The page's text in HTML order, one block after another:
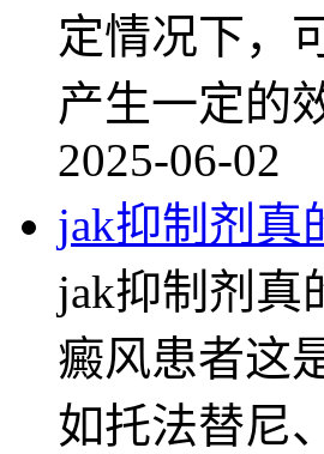
定情况下，
产生一定的
2025-06-02
jak抑制剂真
jak抑制剂真
癜风患者这
如托法替尼